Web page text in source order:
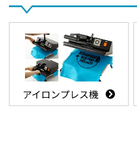
アイロンプレス機